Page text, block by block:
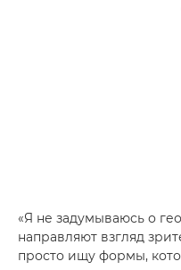
«Я не задумываюсь о
направляют взгляд
просто ищу формы,